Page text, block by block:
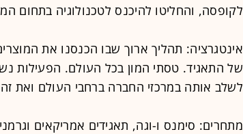
לקופסה, והחליטו להיכנס לטכנולוגיה בתחום
אינטגרציה: תהליך ארוך שבו הכנסנו את
של התאגיד. טסתי המון בכל העולם. הפעילות
לשלב אותה במרכזי החברה ברחבי העולם ואת
מתחרים: סימנס ו-וגה, תאגידים אמריקאים